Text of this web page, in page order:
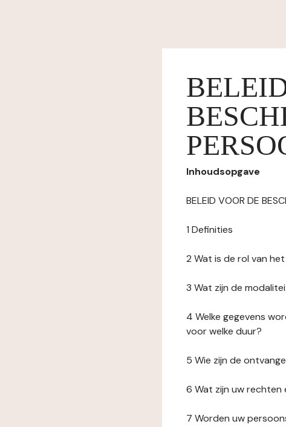
Inhoudsopgave
BELEID VOOR DE
1 Definities
2 Wat is de rol van
3 Wat zijn de
4 Welke gegevens
voor welke duur?
5 Wie zijn de
6 Wat zijn uw rechten
7 Worden uw